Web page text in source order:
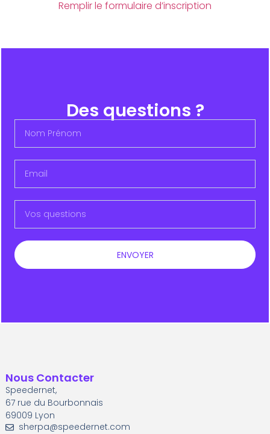
Remplir le formulaire d’inscription
Des questions ?
ENVOYER
Nous Contacter
Speedernet,
67 rue du Bourbonnais
69009 Lyon
sherpa@speedernet.com